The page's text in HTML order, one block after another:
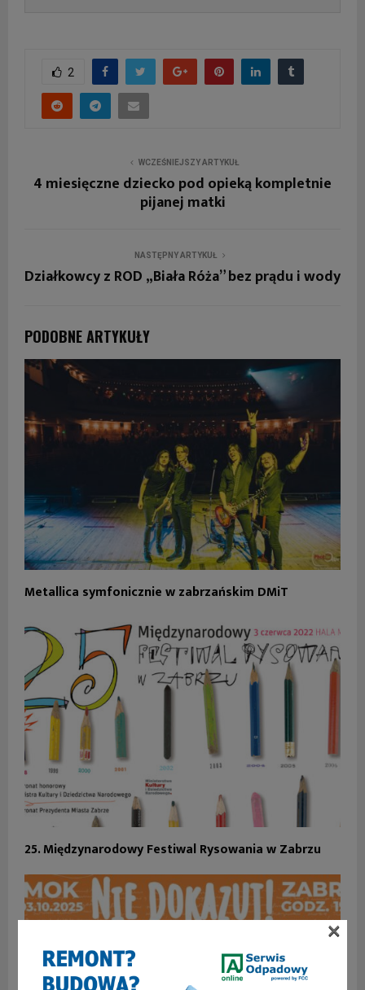
2
WCZEŚNIEJSZY ARTYKUŁ
4 miesięczne dziecko pod opieką kompletnie
pijanej matki
NASTĘPNY ARTYKUŁ
Działkowcy z ROD „Biała Róża” bez prądu i wody
PODOBNE ARTYKUŁY
Metallica symfonicznie w zabrzańskim DMiT
25. Międzynarodowy Festiwal Rysowania w Zabrzu
×